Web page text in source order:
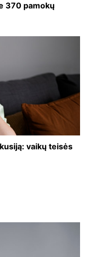
370 pamokų
vaikų teisės